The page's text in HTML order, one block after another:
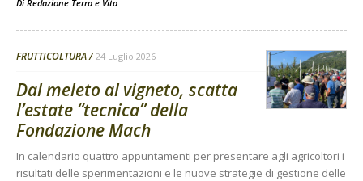
Di Redazione Terra e Vita
FRUTTICOLTURA 24 Luglio 2026
Dal meleto al vigneto, scatta
l’estate “tecnica” della
Fondazione Mach
In calendario quattro appuntamenti per presentare agli agricoltori i
risultati delle sperimentazioni e le nuove strategie di gestione delle